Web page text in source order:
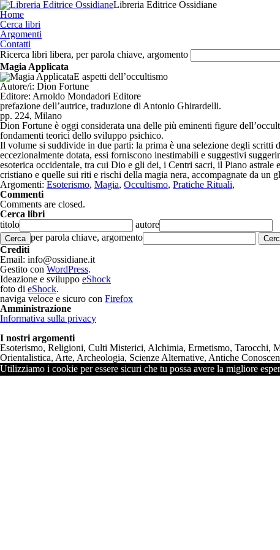
Libreria Editrice Ossidiane
Home
Cerca libri
Argomenti
Contatti
Ricerca libri libera, per parola chiave, argomento
Magia Applicata
E aspetti dell’occultismo
Autore/i: Dion Fortune
Editore: Arnoldo Mondadori Editore
prefazione dell’autrice, traduzione di Antonio Ghirardelli.
pp. 224, Milano
Dion Fortune è oggi considerata una delle più eminenti figure
fondamenti teorici dello sviluppo psichico.
Il volume si suddivide in due parti: la prima è una selezione degli
eccezionalmente dotata, essi forniscono inestimabili e suggestivi
esoterica occidentale, tra cui Dio e gli dei, i Centri sacri, il Piano astrale
cristiano e quelle sui riti e rischi della magia nera, accompagnate da un
Argomenti: Esoterismo, Magia, Occultismo, Pratiche Rituali,
Commenti
Comments are closed.
Cerca libri
titolo
autore
Cerca per parola chiave, argomento
Crediti
Email: info@ossidiane.it
Gestito con WordPress.
Ideazione e sviluppo eShock
foto di eShock.
naviga veloce e sicuro con Firefox
Amministrazione
Informativa sulla privacy
I nostri argomenti
Esoterismo, Religioni, Culti Misterici, Alchimia, Ermetismo, Tarocchi,
Orientalistica, Arte, Archeologia, Scienze Alternative, Antiche
Utilizziamo i cookie per essere sicuri che tu possa avere la migliore